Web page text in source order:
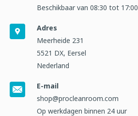
Beschikbaar van 08:30 tot 17:00
Adres
Meerheide 231
5521 DX, Eersel
Nederland
E-mail
shop@procleanroom.com
Op werkdagen binnen 24 uur